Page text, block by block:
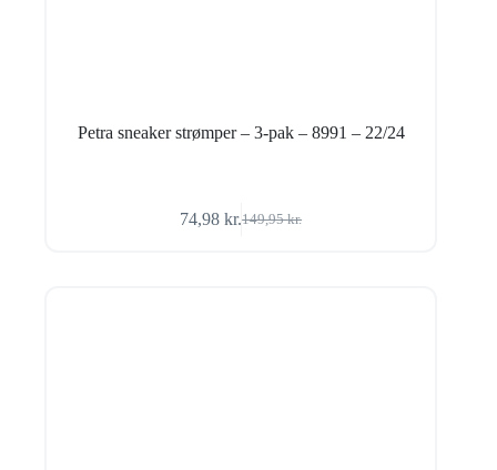
Petra sneaker strømper – 3-pak – 8991 – 22/24
149,95kr.
Den
74,98kr.Den